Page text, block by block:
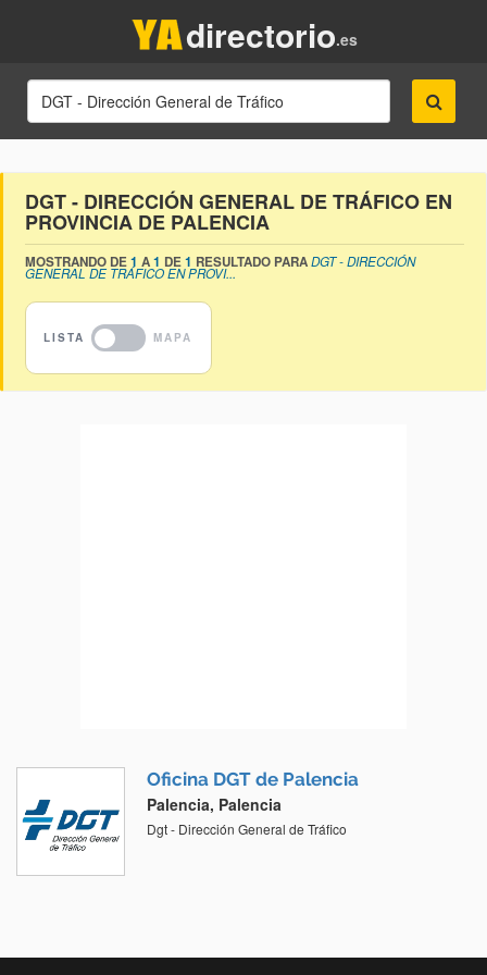
.es
directorio
DGT - DIRECCIÓN GENERAL DE TRÁFICO EN
PROVINCIA DE PALENCIA
MOSTRANDO DE1 A1 DE1 RESULTADO PARADGT - DIRECCIÓN
GENERAL DE TRÁFICO EN PROVI...
Oficina DGT de Palencia
Palencia, Palencia
Dgt - Dirección General de Tráfico